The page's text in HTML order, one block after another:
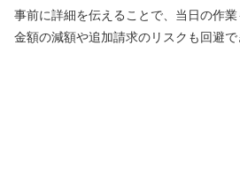
事前に詳細を伝えることで、当日の作
金額の減額や追加請求のリスクも回避で